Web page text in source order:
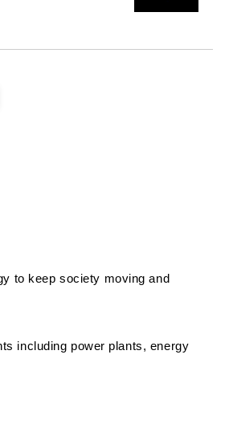
to keep society moving and
including power plants, energy